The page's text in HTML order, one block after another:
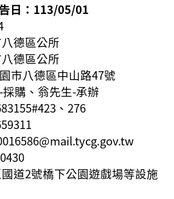
日：113/05/01
德區公所
德區公所
市八德區中山路47號
購、翁先生-承辦
、276
道2號橋下公園遊戲場等設施